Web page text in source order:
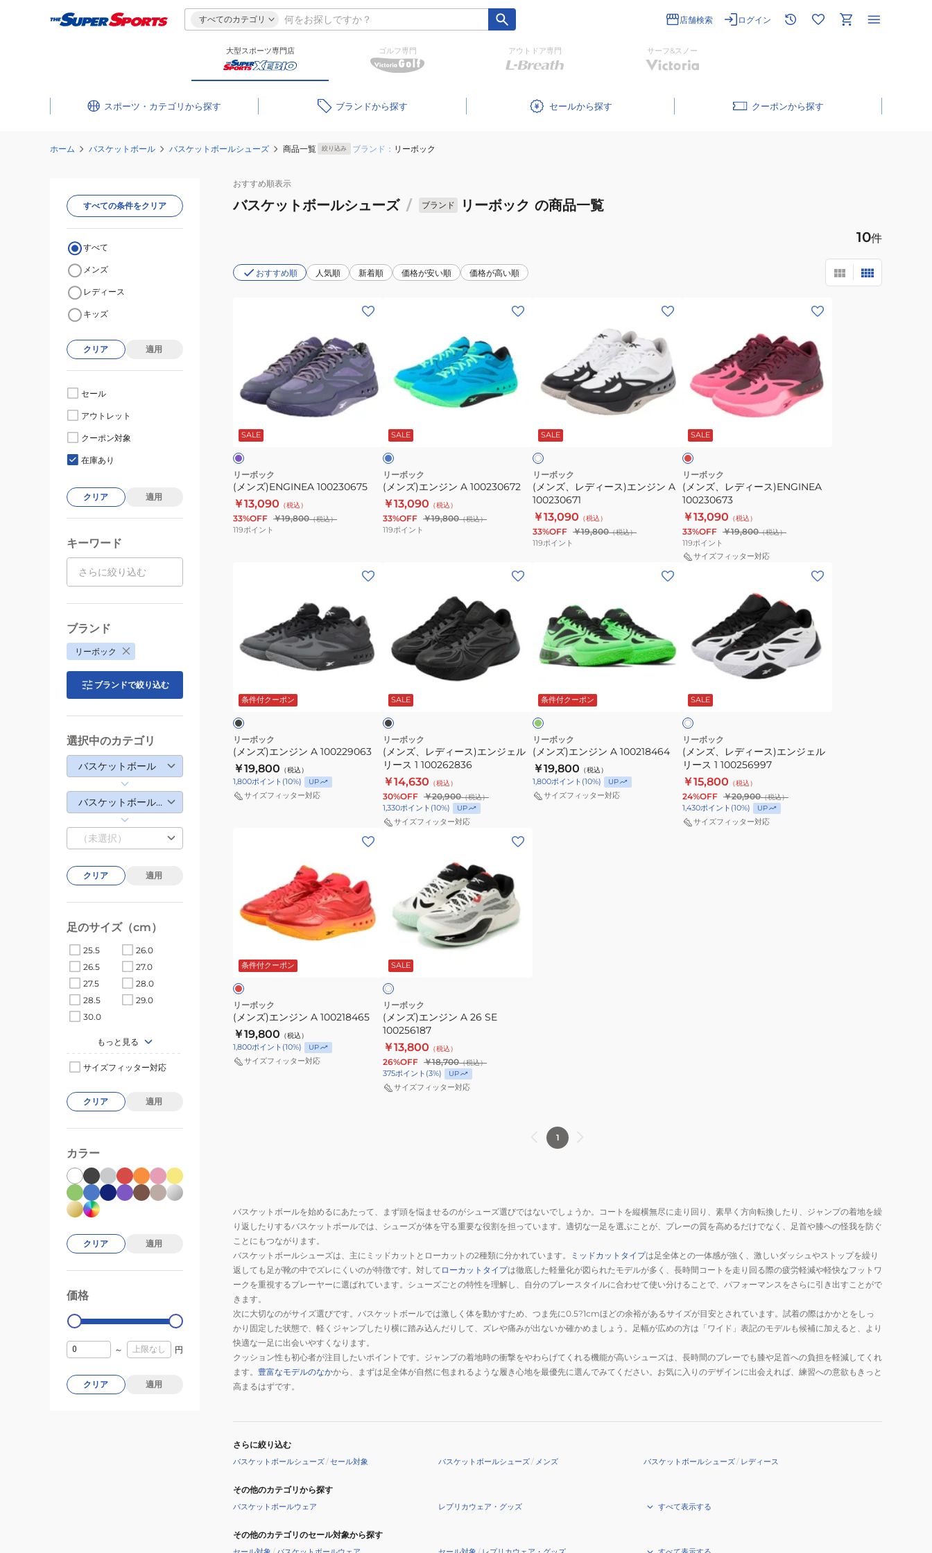
すべてのカテゴリ 店舗検索 ログイン
大型スポーツ専門店 ゴルフ専門 アウトドア専門 サーフ&スノー
スポーツ・カテゴリ ブランド セール クーポン
ホーム バスケットボール バスケットボールシューズ 商品一覧 絞り込み ブランド： リーボック
おすすめ順表示
バスケットボールシューズ / ブランド リーボック の商品一覧
10件
おすすめ順 人気順 新着順 価格が安い順 価格が高い順
100230675
SALE
リーボック
(メンズ)ENGINEA 100230675
￥13,090 （税込）
33%OFF ￥19,800（税込）
119ポイント
100230672
SALE
タ
リーボック
(メンズ)エンジン A 100230672
￥13,090 （税込）
33%OFF ￥19,800（税込）
119ポイント
ィ
エ
ン
ジ
ン
A
100230671
SALE
リーボック
(メンズ、レディース)エンジン A
100230671
￥13,090 （税込）
33%OFF ￥19,800（税込）
119ポイント
ィ
100230673
SALE
レ
リーボック
(メンズ、レディース)ENGINEA
100230673
￥13,090 （税込）
33%OFF ￥19,800（税込）
119ポイント
サイズフィッター対応
ジ
100229063
条件付クーポン
ブ
ラ
ッ
ク
リーボック
(メンズ)エンジン A 100229063
￥19,800 （税込）
1,800ポイント (10%) UP
サイズフィッター対応
ィ
エ
ン
ジ
ェ
ル
リ
ー
ス
SALE
リーボック
(メンズ、レディース)エンジェル
リース 1 100262836
￥14,630 （税込）
30%OFF ￥20,900（税込）
1,330ポイント (10%) UP
サイズフィッター対応
ジ
100218464
条件付クーポン
グ
リーボック
(メンズ)エンジン A 100218464
￥19,800 （税込）
1,800ポイント (10%) UP
サイズフィッター対応
ィ
エ
ン
ジ
ェ
ル
リ
ー
ス
SALE
リーボック
(メンズ、レディース)エンジェル
リース 1 100256997
￥15,800 （税込）
24%OFF ￥20,900（税込）
1,430ポイント (10%) UP
サイズフィッター対応
ジ
100218465
条件付クーポン
リーボック
(メンズ)エンジン A 100218465
￥19,800 （税込）
1,800ポイント (10%) UP
サイズフィッター対応
26
SE
100256187
SALE
オ
ト リーボック
(メンズ)エンジン A 26 SE
100256187
￥13,800 （税込）
26%OFF ￥18,700（税込）
375ポイント (3%) UP
サイズフィッター対応
1
バスケットボールを始めるにあたって、まず頭を悩ませるのがシューズ選びではないでしょうか。コートを縦横無尽に走り回り、素早く方向転換したり、ジャンプの着地を繰
り返したりするバスケットボールでは、シューズが体を守る重要な役割を担っています。適切な一足を選ぶことが、プレーの質を高めるだけでなく、足首や膝への怪我を防ぐ
ことにもつながります。
バスケットボールシューズは、主にミッドカットとローカットの2種類に分かれています。
ミッドカットタイプは足全体との一体感が強く、激しいダッシュやストップを繰り
返しても足が靴の中でズレにくいのが特徴です。対して ローカットタイプは徹底した軽量化が図られたモデルが多く、長時間コートを走り回る際の疲労軽減や軽快なフットワ
ークを重視するプレーヤーに選ばれています。シューズごとの特性を理解し、自分のプレースタイルに合わせて使い分けることで、パフォーマンスをさらに引き出すことがで
きます。
次に大切なのがサイズ選びです。バスケットボールでは激しく体を動かすため、つま先に0.5?1cmほどの余裕があるサイズが目安とされています。試着の際はかかとをしっ
かり固定した状態で、軽くジャンプしたり横に踏み込んだりして、ズレや痛みが出ないか確かめましょう。足幅が広めの方は「ワイド」表記のモデルも候補に加えると、より
快適な一足に出会いやすくなります。
クッション性も初心者が注目したいポイントです。ジャンプの着地時の衝撃をやわらげてくれる機能が高いシューズは、長時間のプレーでも膝や足首への負担を軽減してくれ
ます。 豊富なモデルのなかから、まずは足全体が自然に包まれるような履き心地を最優先に選んでみてください。お気に入りのデザインに出会えれば、練習への意欲もきっと
高まるはずです。
さらに絞り込む
バスケットボールシューズ/セール対象 バスケットボールシューズ/ メンズ バスケットボールシューズ/ レディース
その他のカテゴリから探す
バスケットボールウェア レプリカウェア・グッズ すべて表示する
その他のカテゴリのセール対象から探す
すべての条件をクリア
すべて
メンズ
レディース
キッズ
クリア 適用
セール
アウトレット
クーポン対象
在庫あり
クリア 適用
キーワード
ブランド
リーボック
ブランドで絞り込む
選択中のカテゴリ
バスケットボール
バスケットボールシューズ
（未選択）
クリア 適用
足のサイズ（cm）
25.5
26.0
26.5
27.0
27.5
28.0
28.5
29.0
30.0
もっと見る
サイズフィッター対応
クリア 適用
カラー
クリア 適用
価格
0
～ 円
クリア 適用